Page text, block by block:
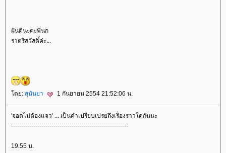
ฝันดีนะคะพี่นก
ราตรีสวัสดิ์ค่ะ...
ดย: สุนันยา 1 กันยายน 2554 21:52:06 น.
'จอดไม่ต้องแจว' ... เป็นคำเปรียบเปรยถึงเรื่องราวใดกันนะ
----------------------------------------------------------
19.55 น.